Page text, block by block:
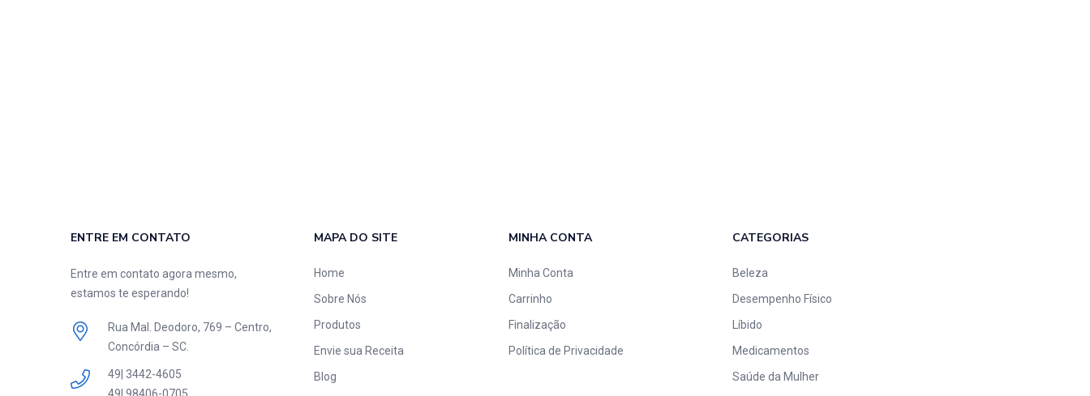
ENTRE EM CONTATO
Entre em contato agora mesmo,
estamos te esperando!
Rua Mal. Deodoro, 769 – Centro,
Concórdia – SC.
49| 3442-4605
MAPA DO SITE
Home
Sobre Nós
Produtos
Envie sua Receita
Blog
MINHA CONTA
Minha Conta
Carrinho
Finalização
Política de Privacidade
CATEGORIAS
Beleza
Desempenho Físico
Líbido
Medicamentos
Saúde da Mulher